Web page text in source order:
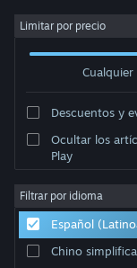
Iniciar sesión
Acerca de
Soporte
Limitar por precio
Descuentos y
Ocultar los
Play
Filtrar por idioma
Español
Chino
Desarrollador:
Ordenar por